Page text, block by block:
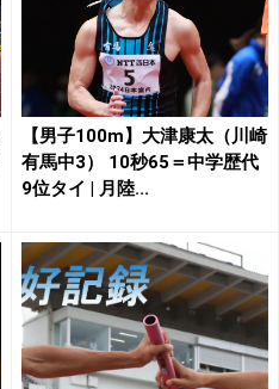
【男子100m】大津康太（川崎
有馬中3） 10秒65＝中学歴代
9位タイ | 月陸...